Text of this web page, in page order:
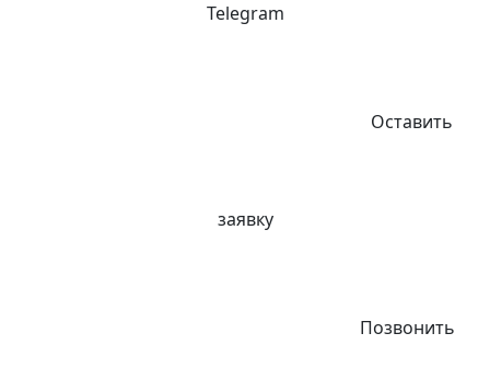
Telegram
Оставить
заявку
Позвонить